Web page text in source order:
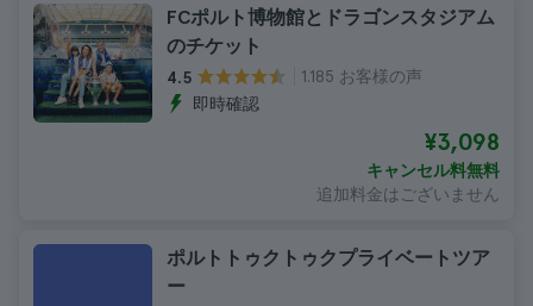
FCポルト博物館とドラゴンスタジアム
のチケット
4.5
1.185 お客様の声
即時確認
¥3,098
キャンセル料無料
追加料金はございません
ポルトトゥクトゥクプライベートツア
ー